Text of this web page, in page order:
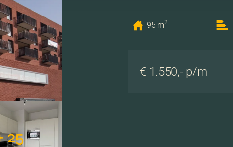
25
95 m2
€ 1.550,- p/m